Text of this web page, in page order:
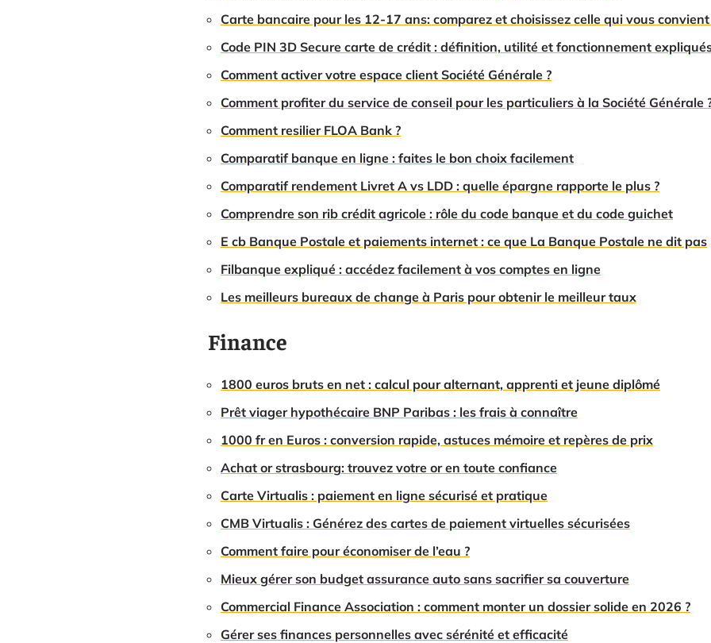
Carte bancaire pour les 12-17 ans: comparez et choisissez celle qui vous
Code PIN 3D Secure carte de crédit : définition, utilité et fonctionnement
Comment activer votre espace client Société Générale ?
Comment profiter du service de conseil pour les particuliers à la Société Générale
Comment resilier FLOA Bank ?
Comparatif banque en ligne : faites le bon choix facilement
Comparatif rendement Livret A vs LDD : quelle épargne rapporte le plus ?
Comprendre son rib crédit agricole : rôle du code banque et du code guichet
E cb Banque Postale et paiements internet : ce que La Banque Postale ne dit pas
Filbanque expliqué : accédez facilement à vos comptes en ligne
Les meilleurs bureaux de change à Paris pour obtenir le meilleur taux
Finance
1800 euros bruts en net : calcul pour alternant, apprenti et jeune diplômé
Prêt viager hypothécaire BNP Paribas : les frais à connaître
1000 fr en Euros : conversion rapide, astuces mémoire et repères de prix
Achat or strasbourg: trouvez votre or en toute confiance
Carte Virtualis : paiement en ligne sécurisé et pratique
CMB Virtualis : Générez des cartes de paiement virtuelles sécurisées
Comment faire pour économiser de l’eau ?
Mieux gérer son budget assurance auto sans sacrifier sa couverture
Commercial Finance Association : comment monter un dossier solide en 2026 ?
Gérer ses finances personnelles avec sérénité et efficacité